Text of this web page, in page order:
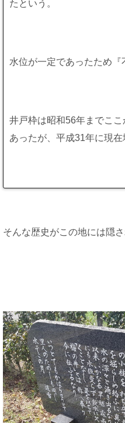
たという。
水位が一定であったため『
井戸枠は昭和56年までこ
あったが、平成31年に現在
そんな歴史がこの地には隠